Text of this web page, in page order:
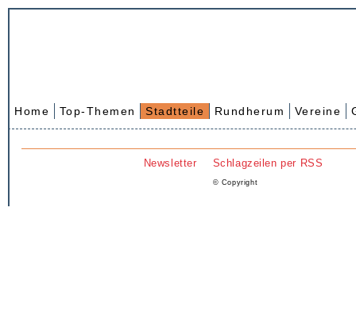
Home Top-Themen Stadtteile Rundherum Vereine
Newsletter Schlagzeilen per RSS
© Copyright